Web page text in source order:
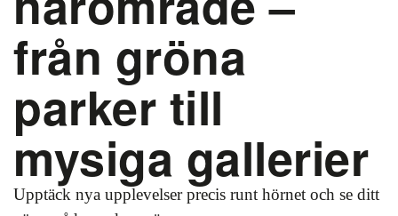
från gröna
parker till
mysiga gallerier
Upptäck nya upplevelser precis runt hörnet och se ditt